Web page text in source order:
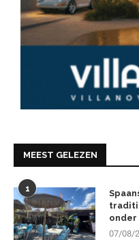
MEEST GELEZEN
1
onder
07/08/